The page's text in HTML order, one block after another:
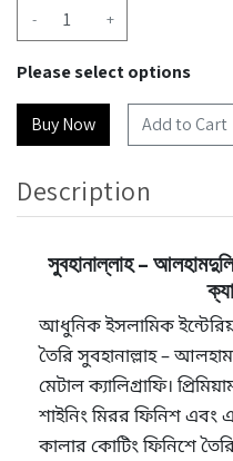
- +
Please select options
Add to Cart
Description
সুবহানাল্লাহ –
আধুনিক ইসলামিক
তৈরি সুবহানাল্লাহ –
মেটাল ক্যালিগ্রাফি।
শাইনিং মিরর ফিনিশ এবং
কালার কোটিং ফিনিশে